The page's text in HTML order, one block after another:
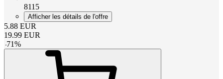
8115
Afficher les détails de l'offre
5.88 EUR
19.99 EUR
-71%